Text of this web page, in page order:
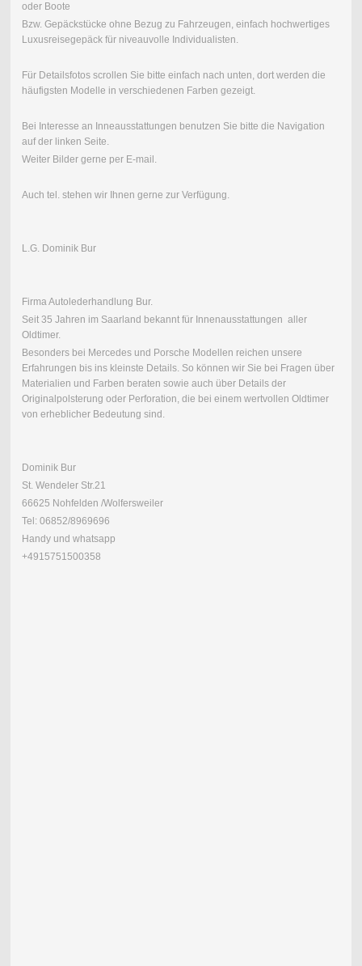
oder Boote
Bzw. Gepäckstücke ohne Bezug zu Fahrzeugen, einfach hochwertiges
Luxusreisegepäck für niveauvolle Individualisten.
Für Detailsfotos scrollen Sie bitte einfach nach unten, dort werden die
häufigsten Modelle in verschiedenen Farben gezeigt.
Bei Interesse an Inneausstattungen benutzen Sie bitte die Navigation
auf der linken Seite.
Weiter Bilder gerne per E-mail.
Auch tel. stehen wir Ihnen gerne zur Verfügung.
L.G. Dominik Bur
Firma Autolederhandlung Bur.
Seit 35 Jahren im Saarland bekannt für Innenausstattungen aller
Oldtimer.
Besonders bei Mercedes und Porsche Modellen reichen unsere
Erfahrungen bis ins kleinste Details. So können wir Sie bei Fragen über
Materialien und Farben beraten sowie auch über Details der
Originalpolsterung oder Perforation, die bei einem wertvollen Oldtimer
von erheblicher Bedeutung sind.
Dominik Bur
St. Wendeler Str.21
66625 Nohfelden /Wolfersweiler
Tel: 06852/8969696
Handy und whatsapp
+4915751500358